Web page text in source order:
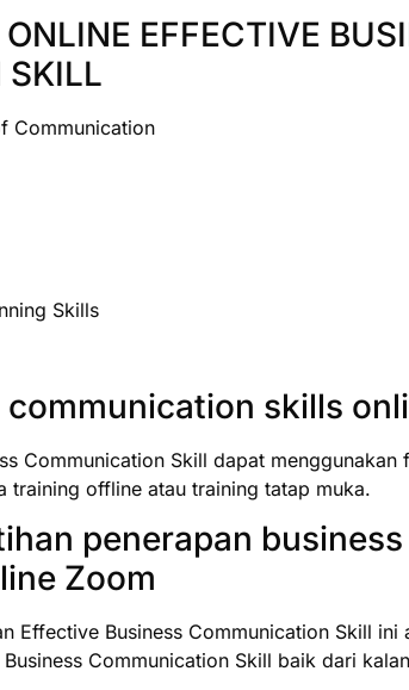
EFFECTIVE
Communication
Skills
communication skills
Communication Skill dapat menggunakan
training offline atau training tatap muka.
penerapan business
Zoom
Effective Business Communication Skill ini
Communication Skill baik dari